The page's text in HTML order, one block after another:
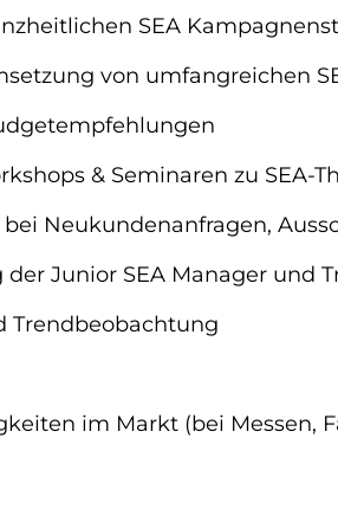
SEA
von umfangreichen
& Seminaren zu SEA-
Neukundenanfragen,
Junior SEA Manager und
Trendbeobachtung
im Markt (bei Messen,